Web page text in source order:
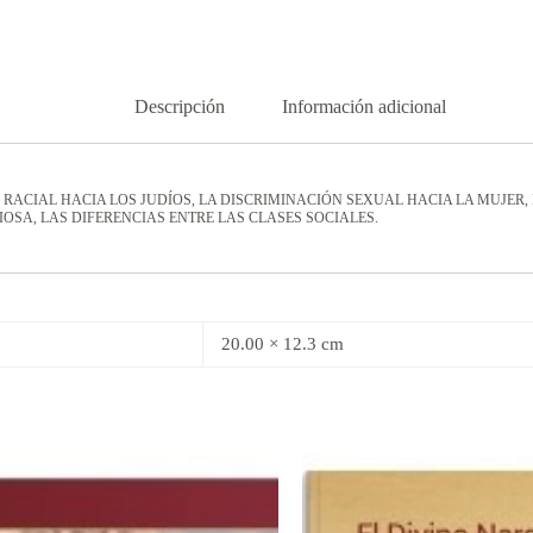
Descripción Información adicional
HACIA LOS JUDÍOS, LA DISCRIMINACIÓN SEXUAL HACIA LA
LAS DIFERENCIAS ENTRE LAS CLASES SOCIALES.
20.00 × 12.3 cm